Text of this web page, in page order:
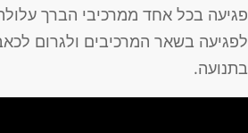
פגיעה בכל אחד ממרכיבי הברך
לפגיעה בשאר המרכיבים ולגרום
בתנועה.